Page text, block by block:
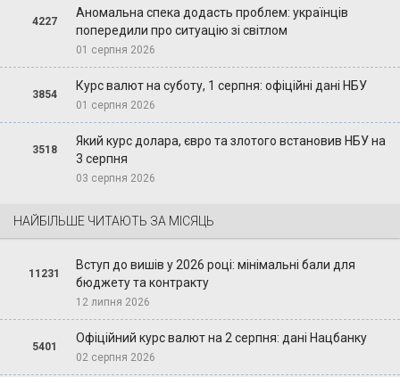
4227
Аномальна спека додасть проблем: українців
попередили про ситуацію зі світлом
01 серпня 2026
3854
Курс валют на суботу, 1 серпня: офіційні дані НБУ
01 серпня 2026
3518
Який курс долара, євро та злотого встановив НБУ на
3 серпня
03 серпня 2026
НАЙБІЛЬШЕ ЧИТАЮТЬ ЗА МІСЯЦЬ
11231
Вступ до вишів у 2026 році: мінімальні бали для
бюджету та контракту
12 липня 2026
5401
Офіційний курс валют на 2 серпня: дані Нацбанку
02 серпня 2026